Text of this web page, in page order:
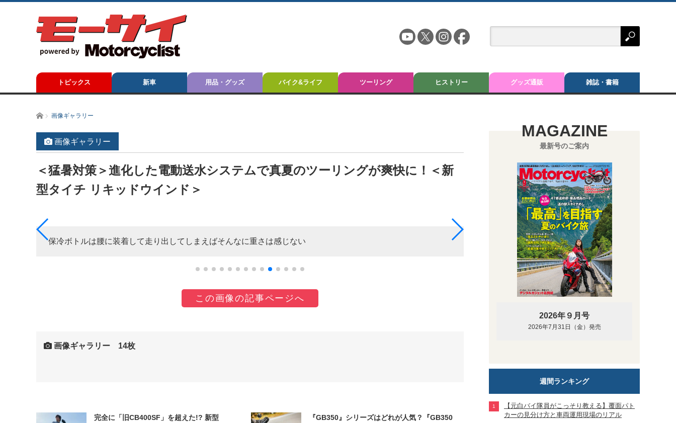
トピックス 新車 用品・グッズ バイク&ライフ ツーリング ヒストリー グッズ通販 雑誌・書籍
ホーム画像ギャラリー
画像ギャラリー
＜猛暑対策＞進化した電動送水システムで真夏のツーリングが爽快に！＜新
型タイチ リキッドウインド＞
保冷ボトルは腰に装着して走り出してしまえばそんなに重さは感じない
電動ボトルから送水された冷却水はベスト内部のチ
組みだ。アンダーウエアはぴったりフィットするタイ
この画像の記事ページへ
画像ギャラリー 14枚
完全に「旧CB400SF」を超えた!? 新型
『GB350』シリーズはどれが人気？『GB350
MAGAZINE
最新号のご案内
2026年９月号
2026年7月31日（金）発売
週間ランキング
【元白バイ隊員がこっそり教える】覆面パト
カーの見分け方と車両運用現場のリアル